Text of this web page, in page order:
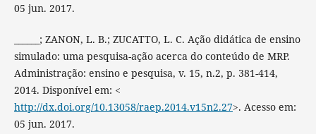
05 jun. 2017.
______; ZANON, L. B.; ZUCATTO, L. C. Ação didática de ensino
simulado: uma pesquisa-ação acerca do conteúdo de MRP.
Administração: ensino e pesquisa, v. 15, n.2, p. 381-414,
2014. Disponível em: <
http://dx.doi.org/10.13058/raep.2014.v15n2.27>. Acesso em:
05 jun. 2017.